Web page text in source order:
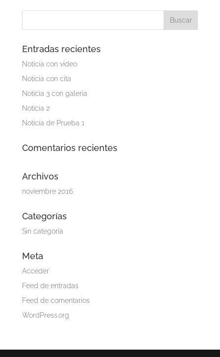
Entradas recientes
Noticia con video
Noticia con cita
Noticia 3 con galeria
Noticia 2
Noticia de Prueba 1
Comentarios recientes
Archivos
noviembre 2016
Categorías
Sin categoría
Meta
Acceder
Feed de entradas
Feed de comentarios
WordPress.org